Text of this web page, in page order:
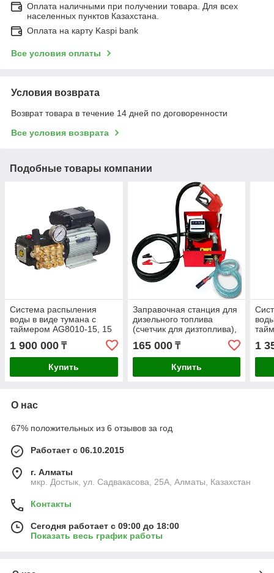
Оплата наличными при получении товара. Для всех
населенных пунктов Казахстана.
Оплата на карту Kaspi bank
Все условия оплаты
Условия возврата
Возврат товара в течение 14 дней по договоренности
Все условия возврата
Подобные товары компании
Система распыления
воды в виде тумана с
таймером AG8010-15, 15
л/мин, труба ВД 300 м,
250 форсунок
1 900 000 ₸
Купить
Заправочная станция для
дизельного топлива
(счетчик для дизтоплива),
24 В, 60л/мин
165 000₸
Купить
145
1
О нас
67% положительных из 6 отзывов за год
Работает с 06.10.2015
г. Алматы
мкр. Достык, ул. Садвакасова, 25А, Алматы, Казахстан
Контакты
Сегодня работает с 09:00 до 18:00
Показать весь график работы